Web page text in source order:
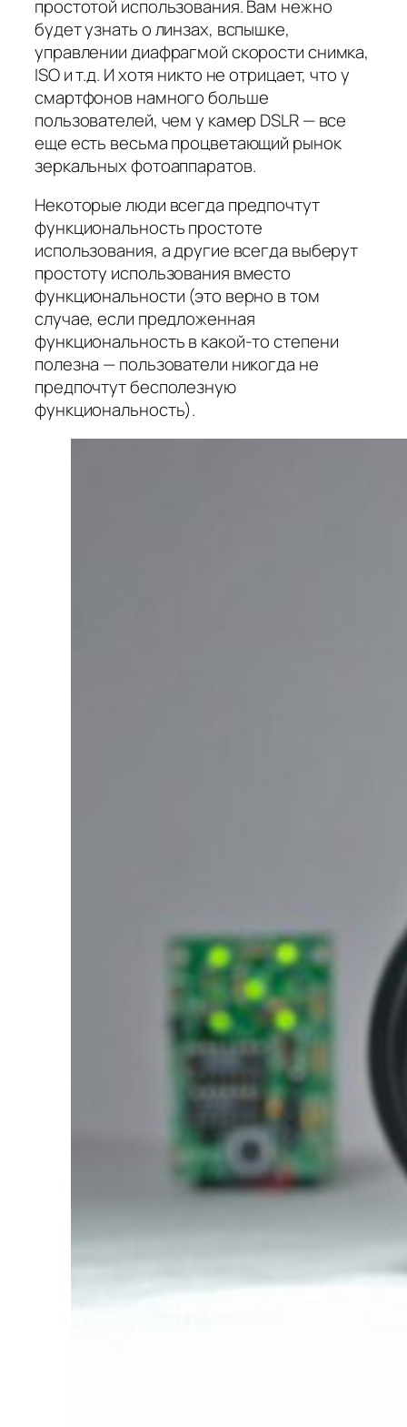
простотой использования. Вам нежно
будет узнать о линзах, вспышке,
управлении диафрагмой скорости снимка,
ISO и т.д. И хотя никто не отрицает, что у
смартфонов намного больше
пользователей, чем у камер DSLR — все
еще есть весьма процветающий рынок
зеркальных фотоаппаратов.
Некоторые люди всегда предпочтут
функциональность простоте
использования, а другие всегда выберут
простоту использования вместо
функциональности (это верно в том
случае, если предложенная
функциональность в какой-то степени
полезна — пользователи никогда не
предпочтут бесполезную
функциональность).